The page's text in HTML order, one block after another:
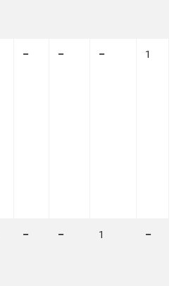
– – – 1
– – 1 –